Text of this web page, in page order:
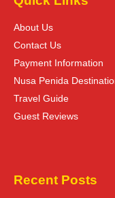
About Us
Contact Us
Payment Information
Nusa Penida
Travel Guide
Guest Reviews
Recent Posts